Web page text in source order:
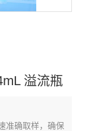
溢流瓶
准确取样，确保